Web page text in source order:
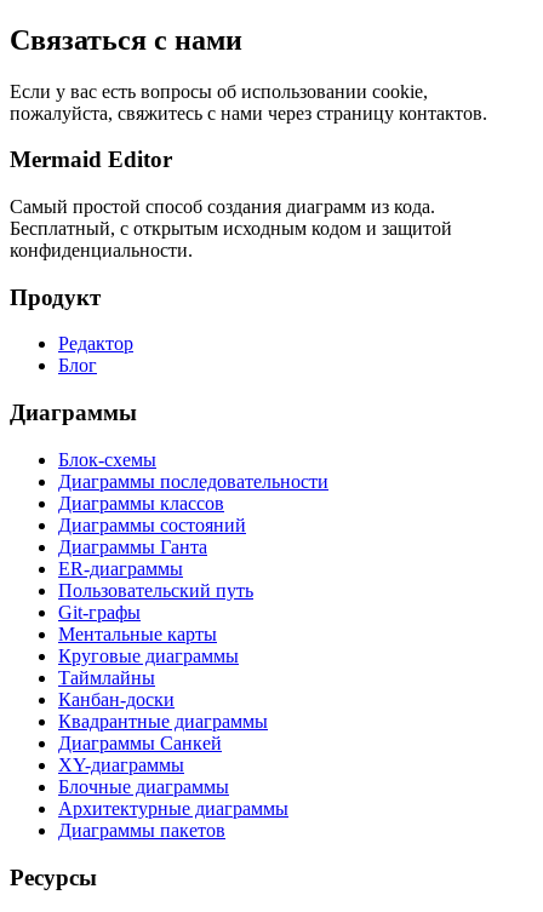
Связаться с нами
Если у вас есть вопросы об использовании cookie,
пожалуйста, свяжитесь с нами через страницу контактов.
Mermaid Editor
Самый простой способ создания диаграмм из кода.
Бесплатный, с открытым исходным кодом и защитой
конфиденциальности.
Продукт
Редактор
Блог
Диаграммы
Блок-схемы
Диаграммы последовательности
Диаграммы классов
Диаграммы состояний
Диаграммы Ганта
ER-диаграммы
Пользовательский путь
Git-графы
Ментальные карты
Круговые диаграммы
Таймлайны
Канбан-доски
Квадрантные диаграммы
Диаграммы Санкей
XY-диаграммы
Блочные диаграммы
Архитектурные диаграммы
Диаграммы пакетов
Ресурсы